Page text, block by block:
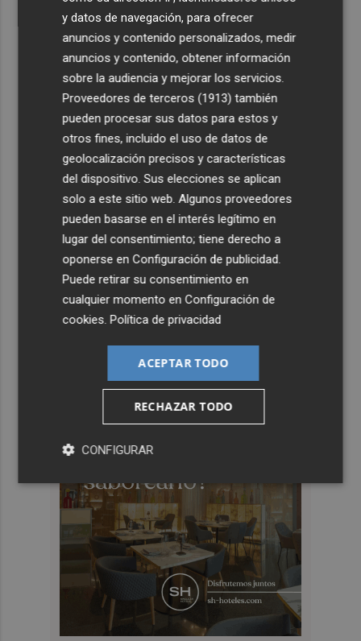
y datos de navegación, para ofrecer
anuncios y contenido personalizados, medir
anuncios y contenido, obtener información
sobre la audiencia y mejorar los servicios.
Proveedores de terceros (1913) también
pueden procesar sus datos para estos y
otros fines, incluido el uso de datos de
geolocalización precisos y características
del dispositivo. Sus elecciones se aplican
solo a este sitio web. Algunos proveedores
pueden basarse en el interés legítimo en
lugar del consentimiento; tiene derecho a
oponerse enConfiguración de publicidad.
Puede retirar su consentimiento en
cualquier momento enConfiguración de
cookies.Política de privacidad
ACEPTAR TODO
RECHAZAR TODO
CONFIGURAR